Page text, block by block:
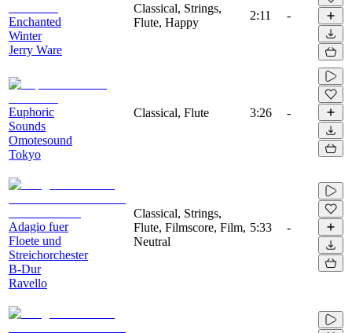
Enchanted
Winter
Jerry Ware
Classical, Strings,
Flute, Happy
2:11 -
Euphoric
Sounds
Omotesound
Tokyo
Classical, Flute 3:26 -
Adagio fuer
Floete und
Streichorchester
B-Dur
Ravello
Classical, Strings,
Flute, Filmscore, Film,
Neutral
5:33 -